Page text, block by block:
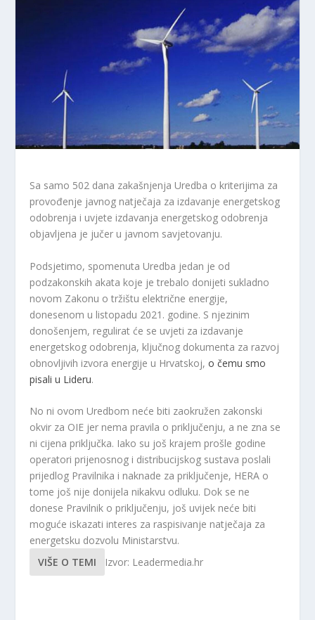
Sa samo 502 dana zakašnjenja Uredba o kriterijima za
provođenje javnog natječaja za izdavanje energetskog
odobrenja i uvjete izdavanja energetskog odobrenja
objavljena je jučer u javnom savjetovanju.
Podsjetimo, spomenuta Uredba jedan je od
podzakonskih akata koje je trebalo donijeti sukladno
novom Zakonu o tržištu električne energije,
donesenom u listopadu 2021. godine. S njezinim
donošenjem, regulirat će se uvjeti za izdavanje
energetskog odobrenja, ključnog dokumenta za razvoj
obnovljivih izvora energije u Hrvatskoj,o čemu smo
pisali u Lideru.
No ni ovom Uredbom neće biti zaokružen zakonski
okvir za OIE jer nema pravila o priključenju, a ne zna se
ni cijena priključka. Iako su još krajem prošle godine
operatori prijenosnog i distribucijskog sustava poslali
prijedlog Pravilnika i naknade za priključenje, HERA o
tome još nije donijela nikakvu odluku. Dok se ne
donese Pravilnik o priključenju, još uvijek neće biti
moguće iskazati interes za raspisivanje natječaja za
energetsku dozvolu Ministarstvu.
VIŠE O TEMI
Izvor: Leadermedia.hr